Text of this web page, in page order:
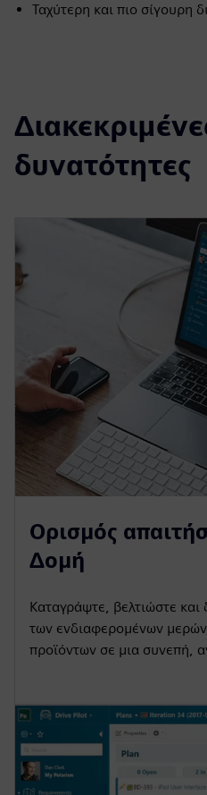
Ταχύτερη και πιο σίγουρη
δυνατότητες
Ορισμός
Δομή
Καταγράψτε, βελτιώστε και
των ενδιαφερομένων
προϊόντων σε μια συνεπή,